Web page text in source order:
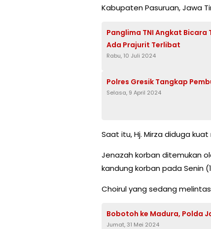
Kabupaten Pasuruan, Jawa
Panglima TNI Angkat Bicara
Ada Prajurit Terlibat
Rabu, 10 Juli 2024
Polres Gresik Tangkap
Selasa, 9 April 2024
Saat itu, Hj. Mirza diduga
Jenazah korban ditemukan
kandung korban pada Senin
Choirul yang sedang
Bobotoh ke Madura, Polda
Jumat, 31 Mei 2024